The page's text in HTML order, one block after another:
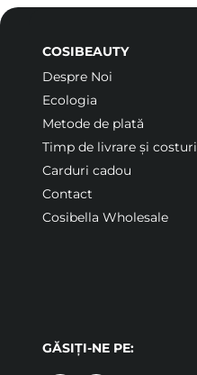
COSIBEAUTY
Despre Noi
Ecologia
Metode de plată
Timp de livrare și costuri
Carduri cadou
Contact
Cosibella Wholesale
GĂSIȚI-NE PE: